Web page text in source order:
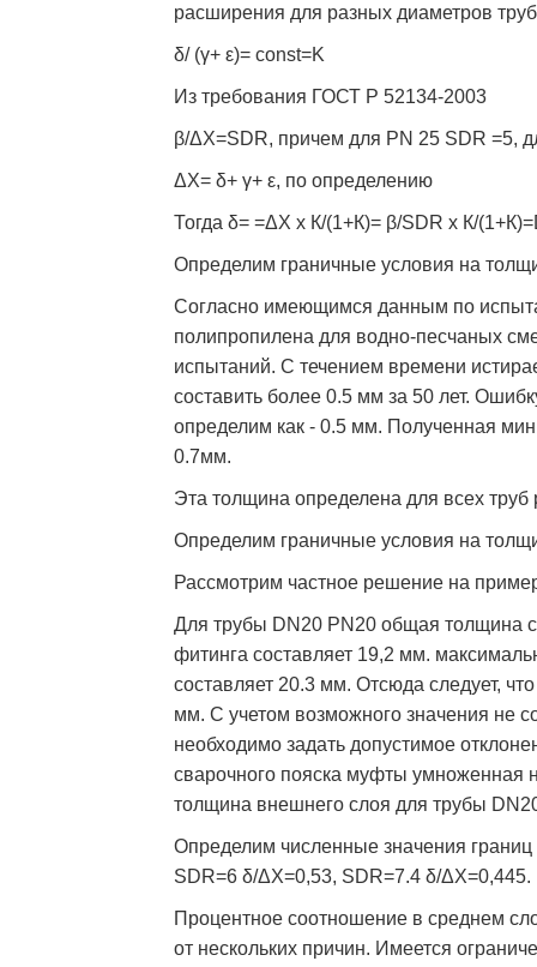
расширения для разных диаметров
δ/ (γ+ ε)= const=K
Из требования ГОСТ Р 52134-2003
β/ΔХ=SDR, причем для PN 25 SDR =5,
ΔХ= δ+ γ+ ε, по определению
Тогда δ= =ΔХ х К/(1+К)= β/SDR х К/
Определим граничные условия на
Согласно имеющимся данным по
полипропилена для водно-песчаных
испытаний. С течением времени
составить более 0.5 мм за 50 лет.
определим как - 0.5 мм. Полученная
0.7мм.
Эта толщина определена для всех труб
Определим граничные условия на
Рассмотрим частное решение на
Для трубы DN20 PN20 общая толщина
фитинга составляет 19,2 мм.
составляет 20.3 мм. Отсюда следует,
мм. С учетом возможного значения не
необходимо задать допустимое
сварочного пояска муфты умноженная
толщина внешнего слоя для трубы
Определим численные значения
SDR=6 δ/ΔХ=0,53, SDR=7.4 δ/
Процентное соотношение в среднем
от нескольких причин. Имеется